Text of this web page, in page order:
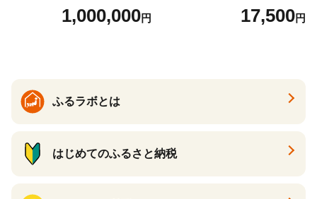
（夢と感動の演出のグラウン
1,000,000円 17,500円
ふるラボとは
はじめてのふるさと納税